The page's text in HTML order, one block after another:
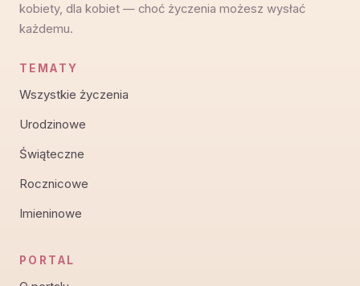
kobiety, dla kobiet — choć życzenia możesz wysłać
każdemu.
TEMATY
Wszystkie życzenia
Urodzinowe
Świąteczne
Rocznicowe
Imieninowe
PORTAL